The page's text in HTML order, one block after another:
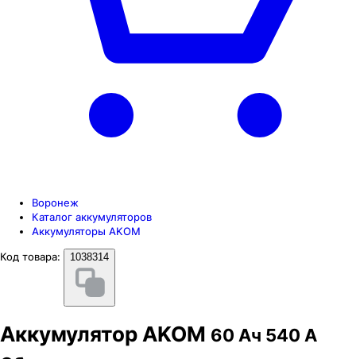
Воронеж
Каталог аккумуляторов
Аккумуляторы AKOM
Код товара:
1038314
Аккумулятор AKOM 60 Ач 540 А